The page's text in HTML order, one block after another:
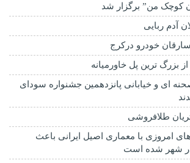
کوچک من” برگزار شد
آدم ربایی
خودرو درکرج
از بزرگ ترین پل خاورمیانه
ای و خیابانی پانزدهمین جشنواره سودای
طلافروشی
امروزی با معماری اصیل ایرانی باعث
شهر شده است